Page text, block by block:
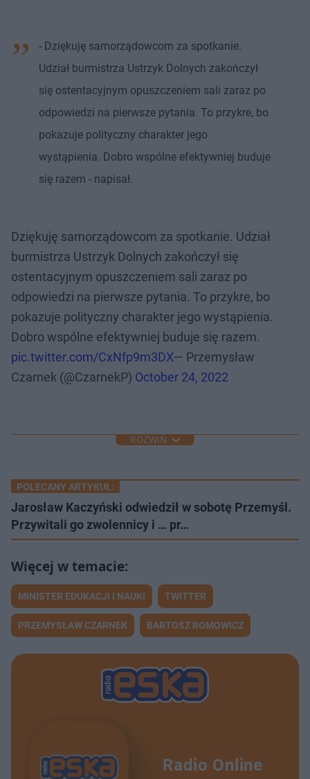
- Dziękuję samorządowcom za spotkanie.
Udział burmistrza Ustrzyk Dolnych zakończył
się ostentacyjnym opuszczeniem sali zaraz po
odpowiedzi na pierwsze pytania. To przykre, bo
pokazuje polityczny charakter jego
wystąpienia. Dobro wspólne efektywniej buduje
się razem - napisał.
Dziękuję samorządowcom za spotkanie. Udział
burmistrza Ustrzyk Dolnych zakończył się
ostentacyjnym opuszczeniem sali zaraz po
odpowiedzi na pierwsze pytania. To przykre, bo
pokazuje polityczny charakter jego wystąpienia.
Dobro wspólne efektywniej buduje się razem.
pic.twitter.com/CxNfp9m3DX— Przemysław
Czarnek (@CzarnekP) October 24, 2022
ROZWIŃ
POLECANY ARTYKUŁ:
Jarosław Kaczyński odwiedził w sobotę Przemyśl.
Przywitali go zwolennicy i … pr…
MINISTER EDUKACJI I NAUKI TWITTER
PRZEMYSŁAW CZARNEK BARTOSZ ROMOWICZ
Radio Online